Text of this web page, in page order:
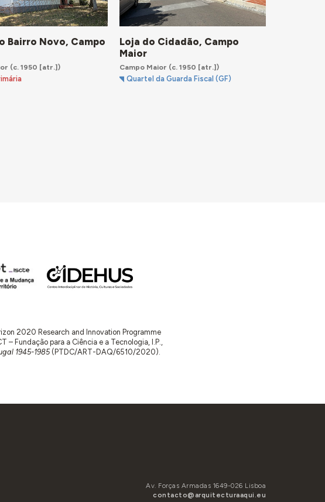
Bairro Novo, Campo
(c. 1950 [atr.])
Loja do Cidadão, Campo
Maior
Campo Maior (c. 1950 [atr.])
Quartel da Guarda Fiscal (GF)
2020 Research and Innovation Programme
– Fundação para a Ciência e a Tecnologia, I.P.,
1945-1985(PTDC/ART-DAQ/6510/2020).
Av. Forças Armadas 1649-026 Lisboa
contacto@arquitecturaaqui.eu